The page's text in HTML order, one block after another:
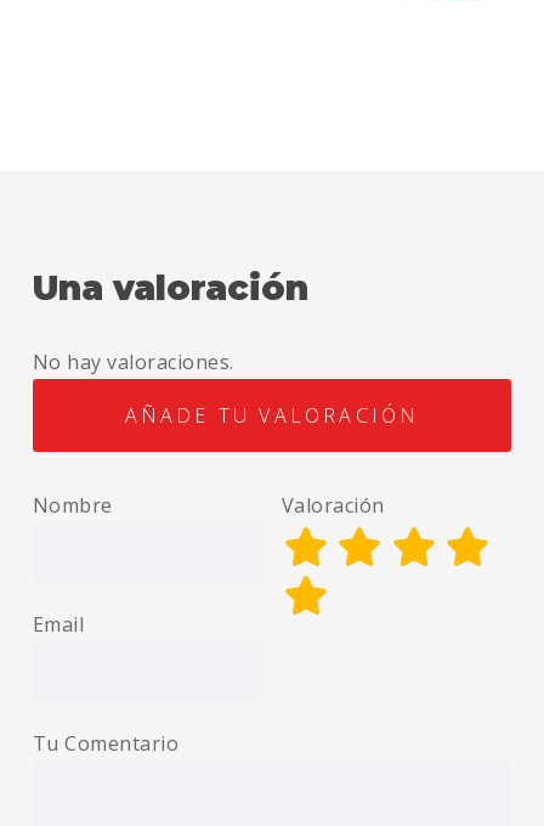
Una valoración
No hay valoraciones.
AÑADE TU VALORACIÓN
Nombre
Email
Valoración
Tu Comentario